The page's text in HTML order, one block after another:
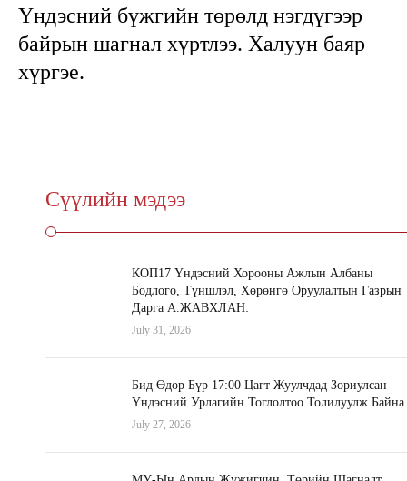
Үндэсний бүжгийн төрөлд нэгдүгээр
байрын шагнал хүртлээ. Халуун баяр
хүргэе.
Сүүлийн мэдээ
КОП17 Үндэсний Хорооны Ажлын Албаны
Бодлого, Түншлэл, Хөрөнгө Оруулалтын Газрын
Дарга А.ЖАВХЛАН:
July 31, 2026
Бид Өдөр Бүр 17:00 Цагт Жуулчдад Зориулсан
Үндэсний Урлагийн Тоглолтоо Толилуулж Байна
July 27, 2026